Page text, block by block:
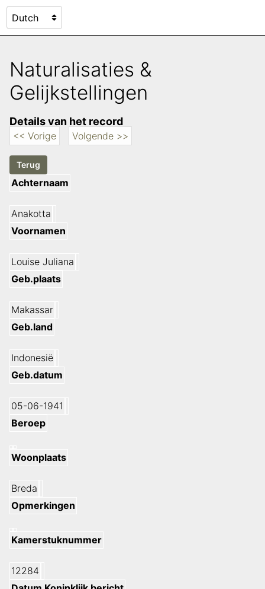
Naturalisaties &
Gelijkstellingen
Details van het record
<< Vorige Volgende >>
Achternaam
Anakotta
Voornamen
Louise Juliana
Geb.plaats
Makassar
Geb.land
Indonesië
Geb.datum
05-06-1941
Beroep
Woonplaats
Breda
Opmerkingen
Kamerstuknummer
12284